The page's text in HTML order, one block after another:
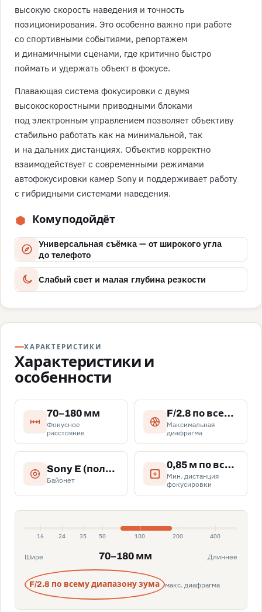
высокую скорость наведения и точность
позиционирования. Это особенно важно при работе
со спортивными событиями, репортажем
и динамичными сценами, где критично быстро
поймать и удержать объект в фокусе.
Плавающая система фокусировки с двумя
высокоскоростными приводными блоками
под электронным управлением позволяет объективу
стабильно работать как на минимальной, так
и на дальних дистанциях. Объектив корректно
взаимодействует с современными режимами
автофокусировки камер Sony и поддерживает работу
с гибридными системами наведения.
Кому подойдёт
Универсальная съёмка — от широкого угла
до телефото
Слабый свет и малая глубина резкости
ХАРАКТЕРИСТИКИ
Характеристики и
особенности
70–180 мм
Фокусное
расстояние
F/2.8 по всему диапазону зума
Максимальная
диафрагма
Sony E (полнокадровые беззеркальные камеры)
Байонет
0,85 м по всему диапазону зума
Мин. дистанция
фокусировки
16 24 35 50 100 200 400
Шире 70–180 мм Длиннее
F/2.8 по всему диапазону зума макс. диафрагма